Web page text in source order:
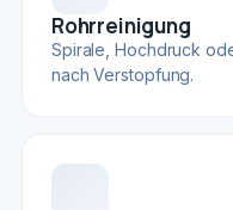
Rohrreinigung
Spirale, Hochdruck
nach Verstopfung.